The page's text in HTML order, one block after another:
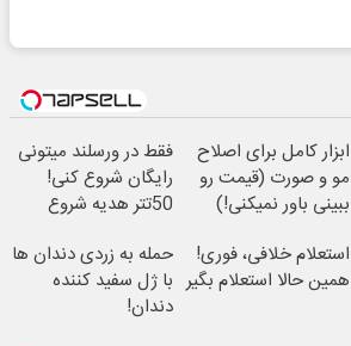
ابزار کامل برای اصلاح
مو و صورت (قیمت رو
ببینی باور نمیکنی!)
فقط در ورسلند میتونی
رایگان شروع کنی!
50تتر هدیه شروع
استعلام خلافی، فوری!
همین حالا استعلام بگیر
حمله به زردی دندان ها
با ژل سفید کننده
دندان!